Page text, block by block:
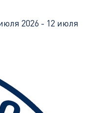
2026 - 12 июля